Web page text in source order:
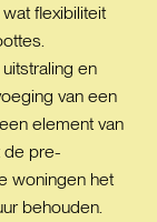
flexibiliteit
en
van een
element van
de pre-
woningen het
behouden.